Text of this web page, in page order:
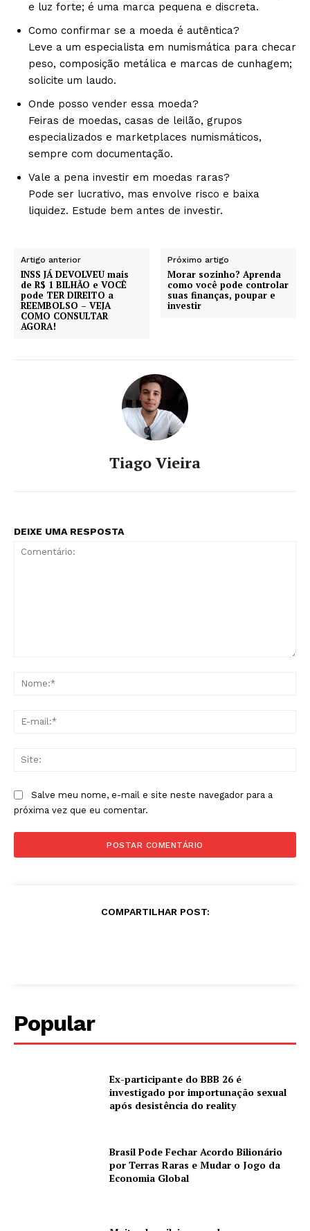
e luz forte; é uma marca pequena e discreta.
Como confirmar se a moeda é autêntica?
Leve a um especialista em numismática para checar
peso, composição metálica e marcas de cunhagem;
solicite um laudo.
Onde posso vender essa moeda?
Feiras de moedas, casas de leilão, grupos
especializados e marketplaces numismáticos,
sempre com documentação.
Vale a pena investir em moedas raras?
Pode ser lucrativo, mas envolve risco e baixa
liquidez. Estude bem antes de investir.
Artigo anterior
INSS JÁ DEVOLVEU mais
de R$ 1 BILHÃO e VOCÊ
pode TER DIREITO a
REEMBOLSO – VEJA
COMO CONSULTAR
AGORA!
Próximo artigo
Morar sozinho? Aprenda
como você pode controlar
suas finanças, poupar e
investir
Tiago Vieira
DEIXE UMA RESPOSTA
Salve meu nome, e-mail e site neste navegador para a
próxima vez que eu comentar.
COMPARTILHAR POST:
Popular
Ex-participante do BBB 26 é
investigado por importunação sexual
após desistência do reality
Brasil Pode Fechar Acordo Bilionário
por Terras Raras e Mudar o Jogo da
Economia Global